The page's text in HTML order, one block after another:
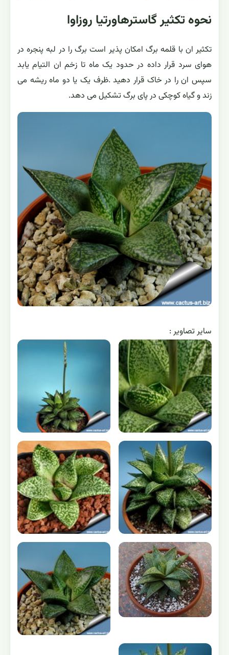
نحوه تکثیر گاسترهاورتیا روزاوا
تکثیر ان با قلمه برگ امکان پذیر است برگ را در لبه پنجره در
هوای سرد قرار داده در حدود یک ماه تا زخم ان التیام یابد
سپس ان را در خاک قرار دهید .ظرف یک یا دو ماه ریشه می
زند و گیاه کوچکی در پای برگ تشکیل می دهد.
ساير تصاوير :